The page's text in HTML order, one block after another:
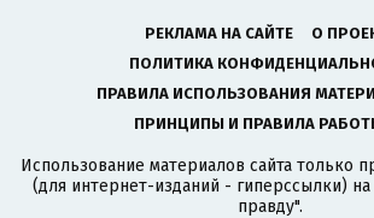
РЕКЛАМА НА САЙТЕ
О
ПОЛИТИКА
ПРАВИЛА ИСПОЛЬЗОВАНИЯ
ПРИНЦИПЫ И ПРАВИЛА
Использование материалов сайта только
(для интернет-изданий - гиперссылки)
правду".